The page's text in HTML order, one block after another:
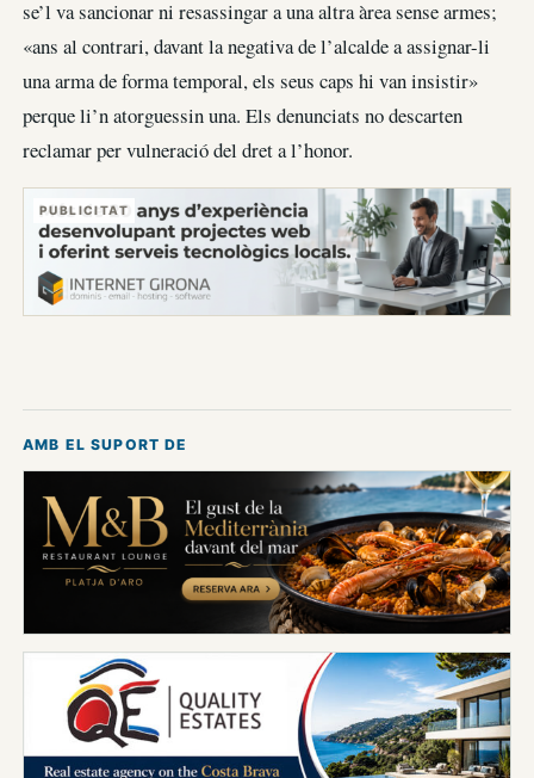
se’l va sancionar ni resassingar a una altra àrea sense armes;
«ans al contrari, davant la negativa de l’alcalde a assignar-li
una arma de forma temporal, els seus caps hi van insistir»
perque li’n atorguessin una. Els denunciats no descarten
reclamar per vulneració del dret a l’honor.
PUBLICITAT
AMB EL SUPORT DE